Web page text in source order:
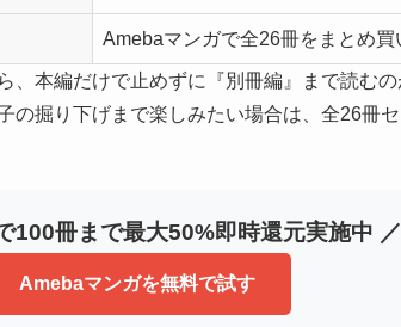
Amebaマンガで全26冊をまとめ買
、本編だけで止めずに『別冊編』まで読む
の掘り下げまで楽しみたい場合は、全26冊
100冊まで最大50%即時還元実施中 ／
Amebaマンガを無料で試す